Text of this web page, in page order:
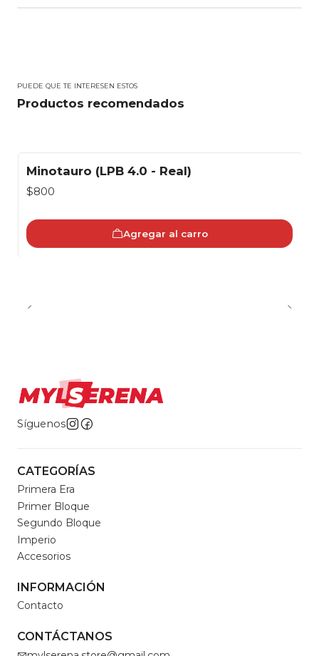
PUEDE QUE TE INTERESEN ESTOS
Productos recomendados
Minotauro (LPB 4.0 - Real)
$800
Agregar al carro
Síguenos
CATEGORÍAS
Primera Era
Primer Bloque
Segundo Bloque
Imperio
Accesorios
INFORMACIÓN
Contacto
CONTÁCTANOS